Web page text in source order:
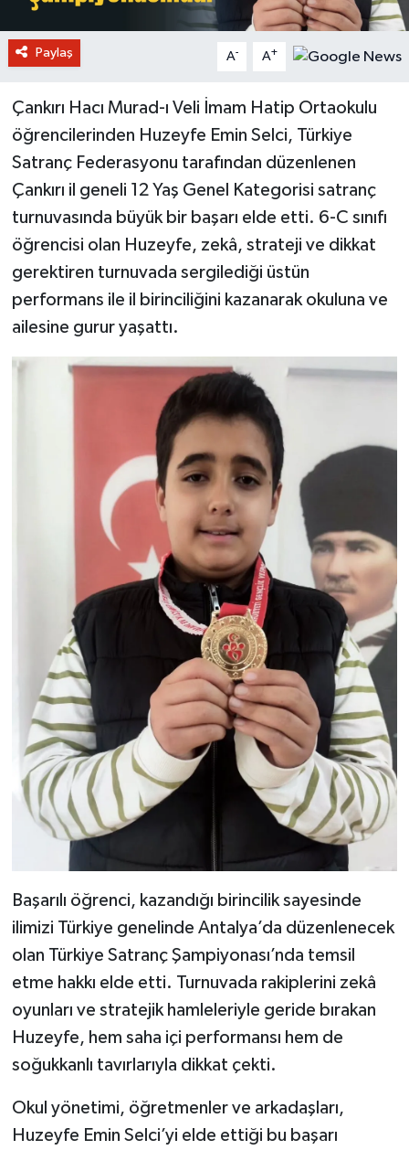
Paylaş A- A+
Çankırı Hacı Murad-ı Veli İmam Hatip Ortaokulu
öğrencilerinden Huzeyfe Emin Selci, Türkiye
Satranç Federasyonu tarafından düzenlenen
Çankırı il geneli 12 Yaş Genel Kategorisi satranç
turnuvasında büyük bir başarı elde etti. 6-C sınıfı
öğrencisi olan Huzeyfe, zekâ, strateji ve dikkat
gerektiren turnuvada sergilediği üstün
performans ile il birinciliğini kazanarak okuluna ve
ailesine gurur yaşattı.
Başarılı öğrenci, kazandığı birincilik sayesinde
ilimizi Türkiye genelinde Antalya’da düzenlenecek
olan Türkiye Satranç Şampiyonası’nda temsil
etme hakkı elde etti. Turnuvada rakiplerini zekâ
oyunları ve stratejik hamleleriyle geride bırakan
Huzeyfe, hem saha içi performansı hem de
soğukkanlı tavırlarıyla dikkat çekti.
Okul yönetimi, öğretmenler ve arkadaşları,
Huzeyfe Emin Selci’yi elde ettiği bu başarı